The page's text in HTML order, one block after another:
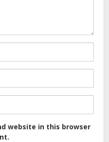
website in this browser